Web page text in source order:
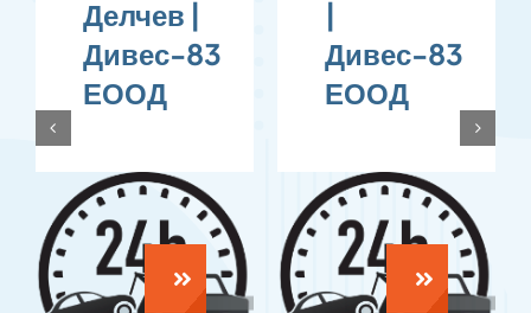
|
Дивес-83
ЕООД
Дивес-83
ЕООД